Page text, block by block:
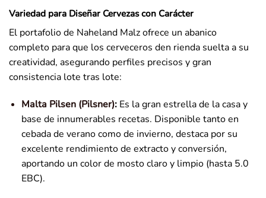
Variedad para Diseñar Cervezas con Carácter
El portafolio de Naheland Malz ofrece un abanico
completo para que los cerveceros den rienda suelta a su
creatividad, asegurando perfiles precisos y gran
consistencia lote tras lote:
Malta Pilsen (Pilsner):Es la gran estrella de la casa y
base de innumerables recetas. Disponible tanto en
cebada de verano como de invierno, destaca por su
excelente rendimiento de extracto y conversión,
aportando un color de mosto claro y limpio (hasta 5.0
EBC).